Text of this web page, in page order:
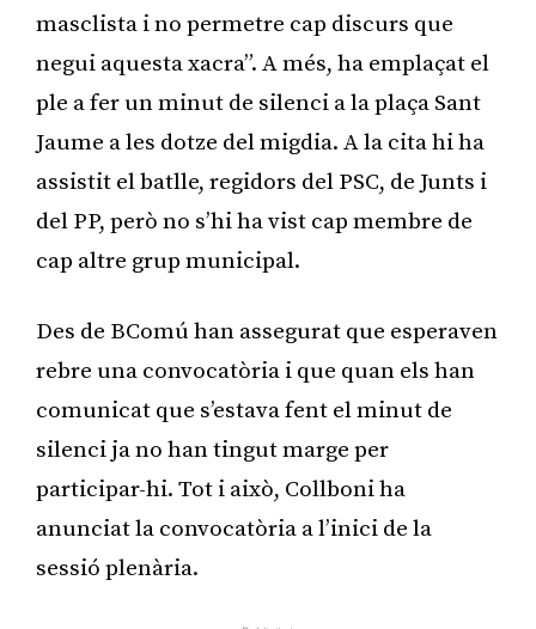
masclista i no permetre cap discurs que
negui aquesta xacra”. A més, ha emplaçat el
ple a fer un minut de silenci a la plaça Sant
Jaume a les dotze del migdia. A la cita hi ha
assistit el batlle, regidors del PSC, de Junts i
del PP, però no s’hi ha vist cap membre de
cap altre grup municipal.
Des de BComú han assegurat que esperaven
rebre una convocatòria i que quan els han
comunicat que s’estava fent el minut de
silenci ja no han tingut marge per
participar-hi. Tot i això, Collboni ha
anunciat la convocatòria a l’inici de la
sessió plenària.